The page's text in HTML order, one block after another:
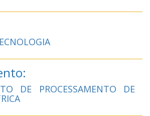
DE PROCESSAMENTO DE